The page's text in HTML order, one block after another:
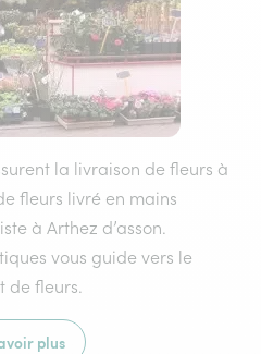
la livraison de fleurs à
fleurs livré en mains
à Arthez d’asson.
vous guide vers le
de fleurs.
plus